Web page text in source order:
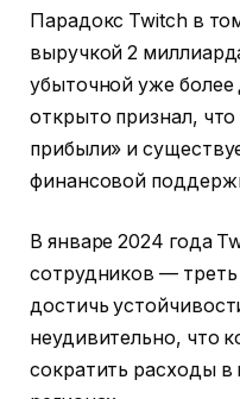
Парадокс Twitch в
выручкой 2
убыточной уже более
открыто признал,
прибыли» и
финансовой
В январе 2024 года
сотрудников —
достичь
неудивительно, что
сократить расходы